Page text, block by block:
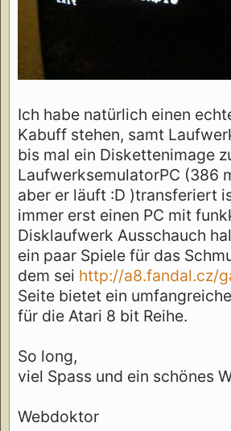
Ich habe natürlich einen
Kabuff stehen, samt
bis mal ein Diskettenimage
LaufwerksemulatorPC (386
aber er läuft :D )transferiert
immer erst einen PC mit
Disklaufwerk Ausschauch
ein paar Spiele für das
dem sei http://a8.fandal.cz/
Seite bietet ein
für die Atari 8 bit Reihe.
So long,
viel Spass und ein schönes
Webdoktor